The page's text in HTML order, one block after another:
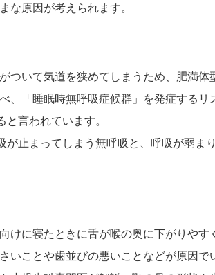
な原因が考えられます。
ついて気道を狭めてしまうため、肥満体
、「睡眠時無呼吸症候群」を発症する
言われています。
止まってしまう無呼吸と、呼吸が弱ま
けに寝たときに舌が喉の奥に下がりやす
いことや歯並びの悪いことなどが原因で